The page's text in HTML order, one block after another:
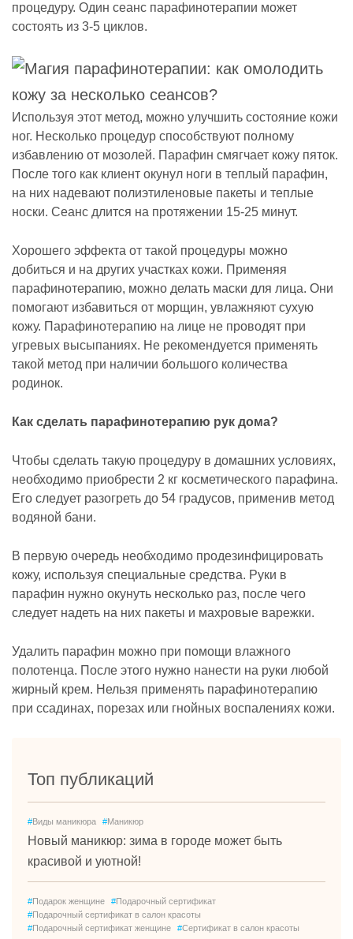
процедуру. Один сеанс парафинотерапии может
состоять из 3-5 циклов.
Используя этот метод, можно улучшить состояние кожи
ног. Несколько процедур способствуют полному
избавлению от мозолей. Парафин смягчает кожу пяток.
После того как клиент окунул ноги в теплый парафин,
на них надевают полиэтиленовые пакеты и теплые
носки. Сеанс длится на протяжении 15-25 минут.
Хорошего эффекта от такой процедуры можно
добиться и на других участках кожи. Применяя
парафинотерапию, можно делать маски для лица. Они
помогают избавиться от морщин, увлажняют сухую
кожу. Парафинотерапию на лице не проводят при
угревых высыпаниях. Не рекомендуется применять
такой метод при наличии большого количества
родинок.
Как сделать парафинотерапию рук дома?
Чтобы сделать такую процедуру в домашних условиях,
необходимо приобрести 2 кг косметического парафина.
Его следует разогреть до 54 градусов, применив метод
водяной бани.
В первую очередь необходимо продезинфицировать
кожу, используя специальные средства. Руки в
парафин нужно окунуть несколько раз, после чего
следует надеть на них пакеты и махровые варежки.
Удалить парафин можно при помощи влажного
полотенца. После этого нужно нанести на руки любой
жирный крем. Нельзя применять парафинотерапию
при ссадинах, порезах или гнойных воспалениях кожи.
Топ публикаций
#Виды маникюра #Маникюр
Новый маникюр: зима в городе может быть
красивой и уютной!
#Подарок женщине #Подарочный сертификат
#Подарочный сертификат в салон красоты
#Подарочный сертификат женщине #Сертификат в салон красоты